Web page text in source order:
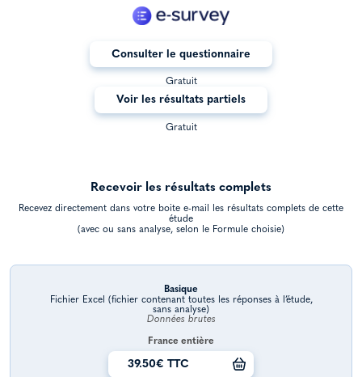
Consulter le questionnaire
Gratuit
Voir les résultats partiels
Gratuit
Recevoir les résultats complets
Recevez directement dans votre boite e-mail les résultats complets de cette
étude
(avec ou sans analyse, selon le Formule choisie)
Basique
Fichier Excel (fichier contenant toutes les réponses à l’étude,
sans analyse)
Données brutes
France entière
39.50€ TTC